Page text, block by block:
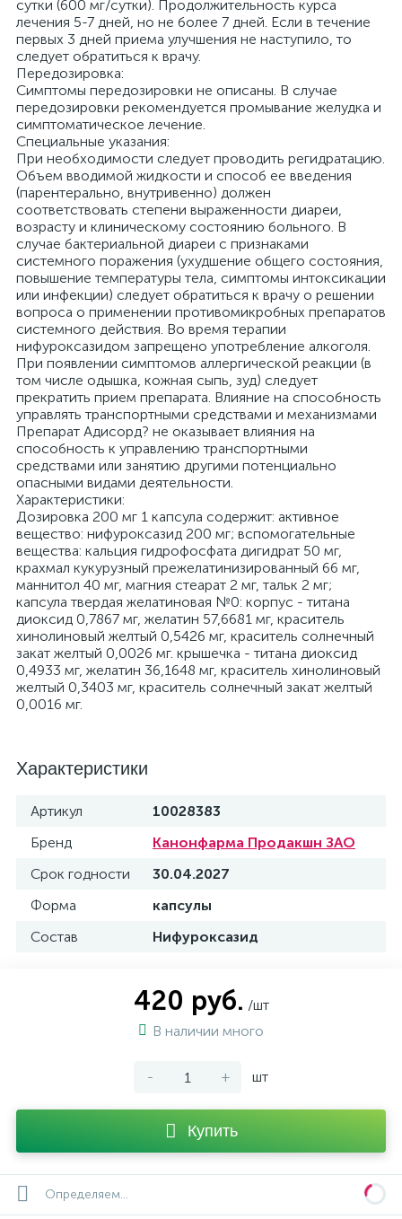
сутки (600 мг/сутки). Продолжительность курса
лечения 5-7 дней, но не более 7 дней. Если в течение
первых 3 дней приема улучшения не наступило, то
следует обратиться к врачу.
Передозировка:
Симптомы передозировки не описаны. В случае
передозировки рекомендуется промывание желудка и
симптоматическое лечение.
Специальные указания:
При необходимости следует проводить регидратацию.
Объем вводимой жидкости и способ ее введения
(парентерально, внутривенно) должен
соответствовать степени выраженности диареи,
возрасту и клиническому состоянию больного. В
случае бактериальной диареи с признаками
системного поражения (ухудшение общего состояния,
повышение температуры тела, симптомы интоксикации
или инфекции) следует обратиться к врачу о решении
вопроса о применении противомикробных препаратов
системного действия. Во время терапии
нифуроксазидом запрещено употребление алкоголя.
При появлении симптомов аллергической реакции (в
том числе одышка, кожная сыпь, зуд) следует
прекратить прием препарата. Влияние на способность
управлять транспортными средствами и механизмами
Препарат Адисорд? не оказывает влияния на
способность к управлению транспортными
средствами или занятию другими потенциально
опасными видами деятельности.
Характеристики:
Дозировка 200 мг 1 капсула содержит: активное
вещество: нифуроксазид 200 мг; вспомогательные
вещества: кальция гидрофосфата дигидрат 50 мг,
крахмал кукурузный прежелатинизированный 66 мг,
маннитол 40 мг, магния стеарат 2 мг, тальк 2 мг;
капсула твердая желатиновая №0: корпус - титана
диоксид 0,7867 мг, желатин 57,6681 мг, краситель
хинолиновый желтый 0,5426 мг, краситель солнечный
закат желтый 0,0026 мг. крышечка - титана диоксид
0,4933 мг, желатин 36,1648 мг, краситель хинолиновый
желтый 0,3403 мг, краситель солнечный закат желтый
0,0016 мг.
Характеристики
Артикул
10028383
Бренд
Канонфарма Продакшн ЗАО
Срок годности
30.04.2027
Форма
капсулы
Состав
Нифуроксазид
420 руб. /шт
В наличии много
- + шт
Купить
Определяем...